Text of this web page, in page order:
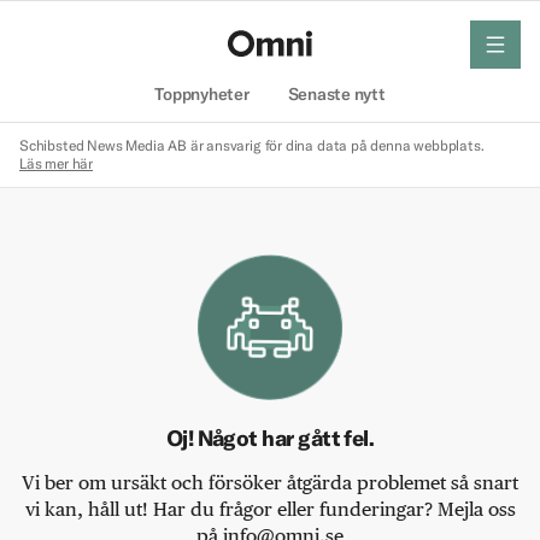
Toppnyheter Senaste nytt
meny
Schibsted News Media AB är ansvarig för dina data på denna webbplats.
Läs mer här
Oj! Något har gått fel.
Vi ber om ursäkt och försöker åtgärda problemet så snart
vi kan, håll ut! Har du frågor eller funderingar? Mejla oss